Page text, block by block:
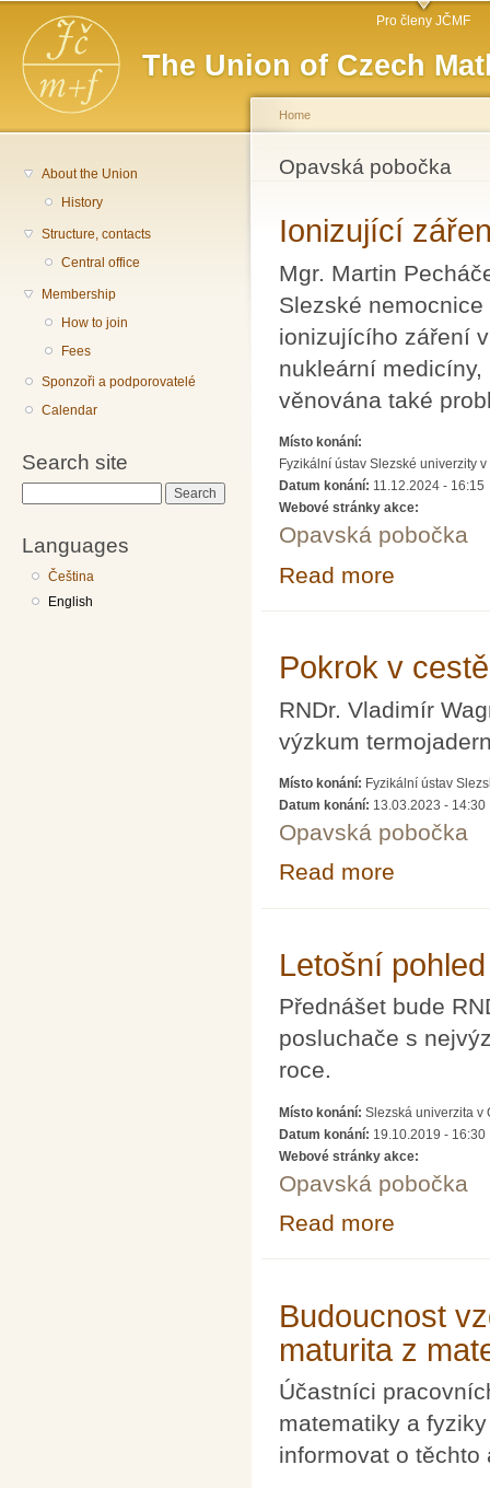
The Union of Czech
Main menu Pro členy JČMF
About the Union
History
Structure, contacts
Central office
Membership
How to join
Fees
Sponzoři a podporovatelé
Calendar
Search site
Languages
Čeština
English
You are here
Home
Opavská pobočka
Ionizující
Mgr. Martin
Slezské
ionizujícího záření
nukleární
věnována také
Místo konání:
Fyzikální ústav Slezské univerzity
Datum konání: 11.12.2024 - 16:15
Webové stránky akce:
Opavská pobočka
Read more
Pokrok v
RNDr. Vladimír
výzkum
Místo konání: Fyzikální ústav
Datum konání: 13.03.2023 - 14:30
Opavská pobočka
Read more
Letošní
Přednášet bude
posluchače s
roce.
Místo konání: Slezská univerzita v
Datum konání: 19.10.2019 - 16:30
Webové stránky akce:
Opavská pobočka
Read more
Budoucnost
maturita z
Účastníci
matematiky a
informovat o